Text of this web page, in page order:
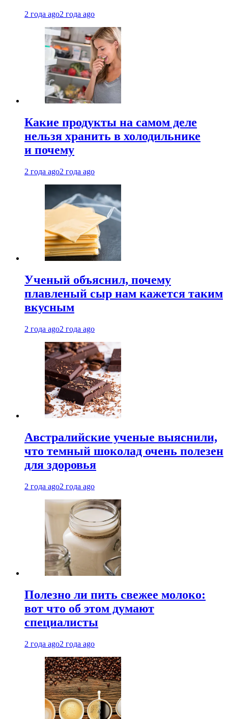
2 года ago2 года ago
Какие продукты на самом деле
нельзя хранить в холодильнике
и почему
2 года ago2 года ago
Ученый объяснил, почему
плавленый сыр нам кажется таким
вкусным
2 года ago2 года ago
Австралийские ученые выяснили,
что темный шоколад очень полезен
для здоровья
2 года ago2 года ago
Полезно ли пить свежее молоко:
вот что об этом думают
специалисты
2 года ago2 года ago